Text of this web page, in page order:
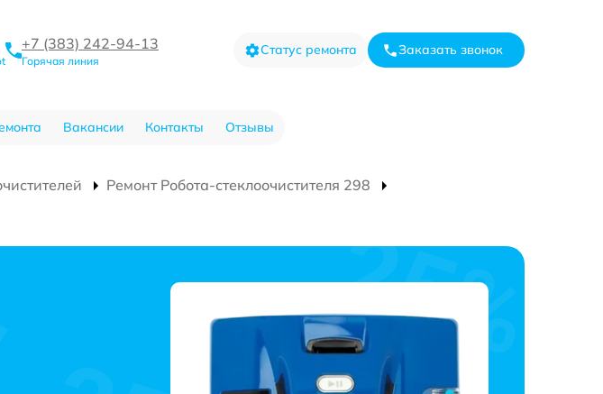
+7 (383) 242-94-13
Горячая линия
Статус ремонта Заказать звонок
Вакансии Контакты Отзывы
Ремонт Робота-стеклоочистителя 298